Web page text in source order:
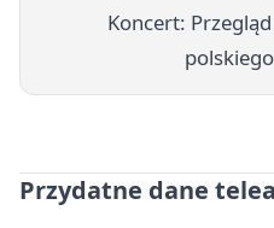
Koncert:
Przydatne dane